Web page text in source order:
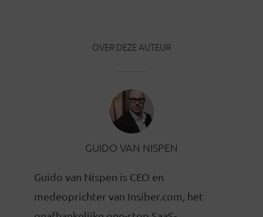
OVER DEZE AUTEUR
GUIDO VAN NISPEN
Guido van Nispen is CEO en
medeoprichter van Insiber.com, het